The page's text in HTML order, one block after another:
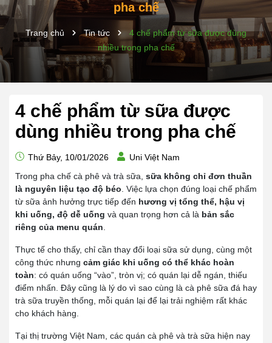
pha chế
Trang chủ Tin tức
4 chế phẩm từ sữa được dùng
nhiều trong pha chế
4 chế phẩm từ sữa được
dùng nhiều trong pha chế
Thứ Bảy, 10/01/2026
Uni Việt Nam
Trong pha chế cà phê và trà sữa, sữa không chỉ đơn thuần
là nguyên liệu tạo độ béo . Việc lựa chọn đúng loại chế phẩm
từ sữa ảnh hưởng trực tiếp đến hương vị tổng thể, hậu vị
khi uống, độ dễ uống và quan trọng hơn cả là bản sắc
riêng của menu quán
Thực tế cho thấy, chỉ cần thay đổi loại sữa sử dụng, cùng một
công thức nhưng cảm giác khi uống có thể khác hoàn
toàn: có quán uống “vào”, tròn vị; có quán lại dễ ngán, thiếu
điểm nhấn. Đây cũng là lý do vì sao cùng là cà phê sữa đá hay
trà sữa truyền thống, mỗi quán lại để lại trải nghiệm rất khác
cho khách hàng.
Tại thị trường Việt Nam, các quán cà phê và trà sữa hiện nay